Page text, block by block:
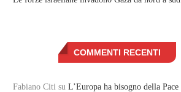
COMMENTI RECENTI
Fabiano Citi su L’Europa ha bisogno della Pace